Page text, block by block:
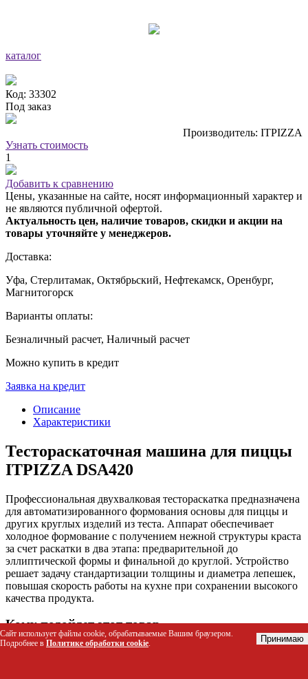
каталог
Код: 33302
Под заказ
Производитель: ITPIZZA
Узнать стоимость
1
Добавить к сравнению
Цены, указанные на сайте, носят информационный характер и
не являются публичной офертой.
Актуальность цен, наличие товаров, скидки и акции на
товары уточняйте у менеджеров.
Доставка:
Уфа, Стерлитамак, Октябрьский, Нефтекамск, Оренбург,
Магнитогорск
Варианты оплаты:
Безналичный расчет, Наличный расчет
Можно купить в кредит
Заявка на кредит
Описание
Характеристики
Тестораскаточная машина для пиццы
ITPIZZA DSA420
Профессиональная двухвалковая тестораскатка предназначена
для автоматизированного формования основы для пиццы и
других круглых изделий из теста. Аппарат обеспечивает
холодное формование с получением нежной структуры краста
за счет раскатки в два этапа: предварительной до
эллиптической формы и финальной до круглой. Устройство
решает задачу стандартизации толщины и диаметра лепешек,
повышая скорость работы на кухне при сохранении высокого
качества продукта.
Кому подойдет этот товар
Шеф-поварам пиццерий и ресторанов итальянской
Сайт использует файлы cookie, обрабатываемые Вашим браузером.
Подробнее в Политике обработки cookie. Принимаю